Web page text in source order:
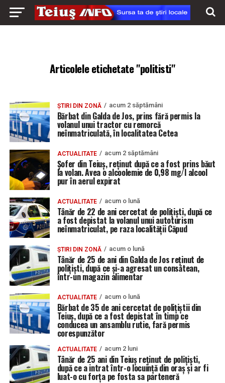
Articolele etichetate "politisti"
ȘTIRI DIN ZONĂ acum 2 săptămâni
Bărbat din Galda de Jos, prins fără permis la
volanul unui tractor cu remorcă
neînmatriculată, în localitatea Cetea
ACTUALITATE acum 2 săptămâni
Șofer din Teiuș, reținut după ce a fost prins băut
la volan. Avea o alcoolemie de 0,98 mg/l alcool
pur în aerul expirat
ACTUALITATE acum o lună
Tânăr de 22 de ani cercetat de polițiști, după ce
a fost depistat la volanul unui autoturism
neînmatriculat, pe raza localității Căpud
ȘTIRI DIN ZONĂ acum o lună
Tânăr de 25 de ani din Galda de Jos reținut de
polițiști, după ce și-a agresat un consătean,
într-un magazin alimentar
ACTUALITATE acum o lună
Bărbat de 35 de ani cercetat de polițiștii din
Teiuș, după ce a fost depistat în timp ce
conducea un ansamblu rutie, fară permis
corespunzător
ACTUALITATE acum 2 luni
Tânăr de 25 ani din Teiuș reținut de polițiști,
după ce a intrat într-o locuință din oraș și ar fi
luat-o cu forța pe fosta sa parteneră